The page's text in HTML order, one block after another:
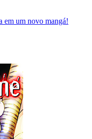
em um novo mangá!